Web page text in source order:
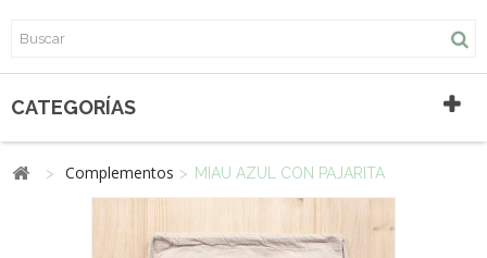
CATEGORÍAS
> Complementos > MIAU AZUL CON PAJARITA